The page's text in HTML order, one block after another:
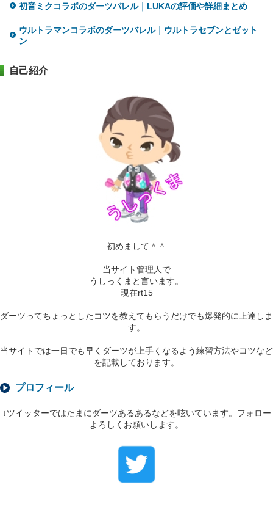
初音ミクコラボのダーツバレル｜LUKAの評価や詳細まとめ
ウルトラマンコラボのダーツバレル｜ウルトラセブンとゼット
ン
自己紹介
初めまして＾＾
当サイト管理人で
うしっくまと言います。
現在rt15
ダーツってちょっとしたコツを教えてもらうだけでも爆発的に上達しま
す。
当サイトでは一日でも早くダーツが上手くなるよう練習方法やコツなど
を記載しております。
プロフィール
↓ツイッターではたまにダーツあるあるなどを呟いています。フォロー
よろしくお願いします。